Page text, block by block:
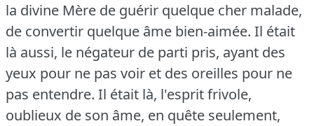
la divine Mère de guérir quelque cher malade,
de convertir quelque âme bien-aimée. Il était
là aussi, le négateur de parti pris, ayant des
yeux pour ne pas voir et des oreilles pour ne
pas entendre. Il était là, l'esprit frivole,
oublieux de son âme, en quête seulement,